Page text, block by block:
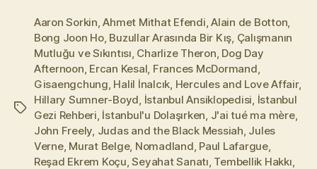
Etiketler
Aaron Sorkin,Ahmet Mithat Efendi,Alain de Botton,
Bong Joon Ho, Buzullar Arasında Bir Kış, Çalışmanın
Mutluğu ve Sıkıntısı, Charlize Theron, Dog Day
Afternoon, Ercan Kesal, Frances McDormand,
Gisaengchung, Halil İnalcık, Hercules and Love Affair,
Hillary Sumner-Boyd, İstanbul Ansiklopedisi, İstanbul
Gezi Rehberi, İstanbul'u Dolaşırken, J'ai tué ma mère,
John Freely, Judas and the Black Messiah, Jules
Verne, Murat Belge, Nomadland, Paul Lafargue,
Reşad Ekrem Koçu,Seyahat Sanatı, Tembellik Hakkı,